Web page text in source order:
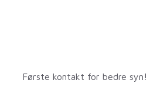
Første kontakt for bedre syn!